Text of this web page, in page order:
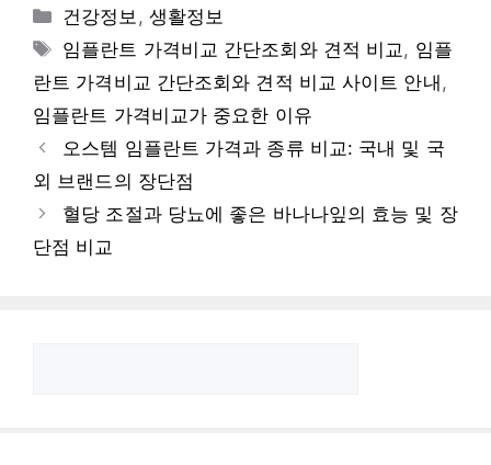
카
테
리
건강정보, 생활정보
태
그
임플란트 가격비교 간단조회와 견적 비교, 임플
란트 가격비교 간단조회와 견적 비교 사이트 안내,
임플란트 가격비교가 중요한 이유
오스템 임플란트 가격과 종류 비교: 국내 및 국
외 브랜드의 장단점
혈당 조절과 당뇨에 좋은 바나나잎의 효능 및 장
단점 비교